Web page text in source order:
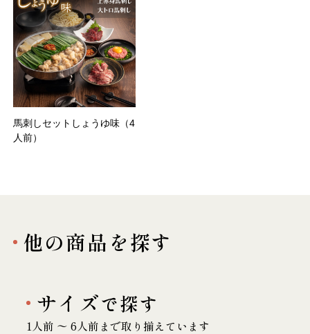
馬刺しセットしょうゆ味（4
人前）
他の商品を探す
サイズで探す
1人前 〜 6人前まで取り揃えています